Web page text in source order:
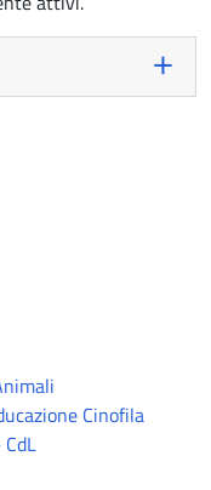
Cinofila